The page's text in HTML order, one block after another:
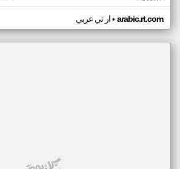
ار تي عربي• arabic.rt.com